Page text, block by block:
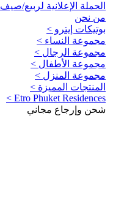
الحملة الإعلانية لربيع/صيف 2026
من نحن
بوتيكات إيترو >
مجموعة النساء >
مجموعة الرجال >
مجموعة الأطفال >
مجموعة المنزل >
المنتجات المميزة >
Etro Phuket Residences >
شحن وإرجاع مجاني